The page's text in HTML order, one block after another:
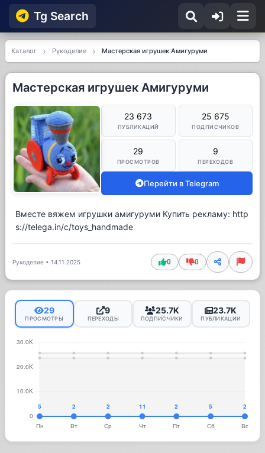
Tg Searсh
Каталог Рукоделие Мастерская игрушек Амигуруми
Мастерская игрушек Амигуруми
23 673
ПУБЛИКАЦИЙ
25 675
ПОДПИСЧИКОВ
29
ПРОСМОТРОВ
9
ПЕРЕХОДОВ
Перейти в Telegram
Вместе вяжем игрушки амигуруми Купить рекламу: http
s://telega.in/c/toys_handmade
Рукоделие • 14.11.2025 0 0
29
ПРОСМОТРЫ
9
ПЕРЕХОДЫ
25.7K
ПОДПИСЧИКИ
23.7K
ПУБЛИКАЦИИ